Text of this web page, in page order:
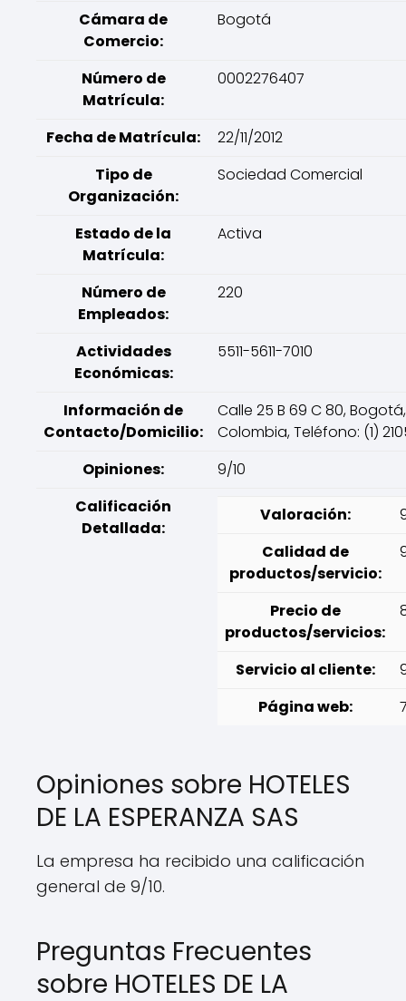
Cámara de
Comercio:
Bogotá
Número de
Matrícula:
0002276407
Fecha de Matrícula:
22/11/2012
Tipo de
Organización:
Sociedad Comercial
Estado de la
Matrícula:
Activa
Número de
Empleados:
220
Actividades
Económicas:
5511-5611-7010
Información de
Contacto/Domicilio:
Calle 25 B 69 C 80, Bogotá,
Colombia, Teléfono: (1)
Opiniones:
9/10
Calificación
Detallada:
Valoración:
Calidad de
productos/servicio:
Precio de
productos/servicios:
Servicio al cliente:
Página web:
Opiniones sobre HOTELES
DE LA ESPERANZA SAS
La empresa ha recibido una calificación
general de 9/10.
Preguntas Frecuentes
sobre HOTELES DE LA